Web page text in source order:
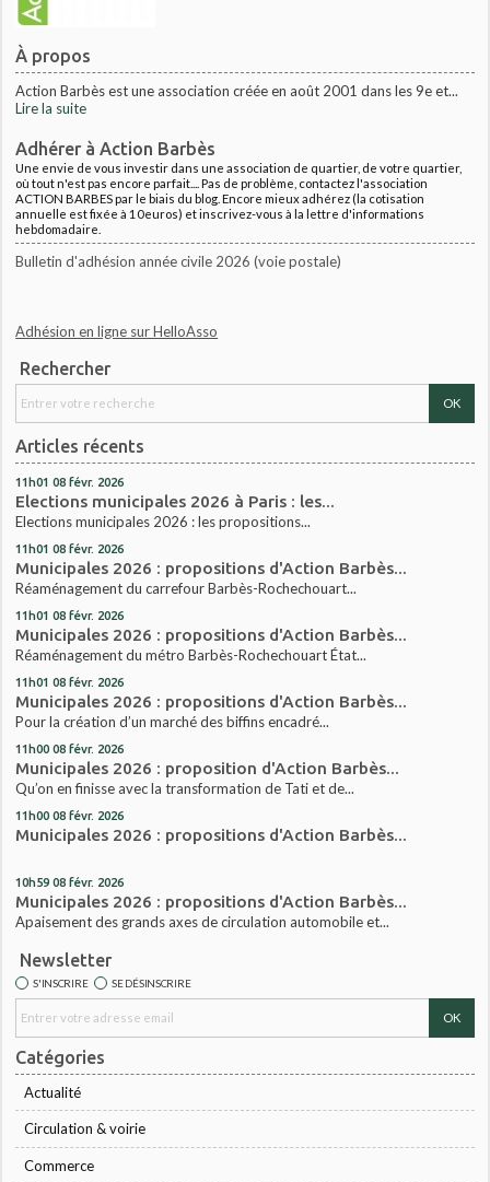
À propos
Action Barbès est une association créée en août 2001 dans les 9e et...
Lire la suite
Adhérer à Action Barbès
Une envie de vous investir dans une association de quartier, de votre quartier,
où tout n'est pas encore parfait.... Pas de problème, contactez l'association
ACTION BARBES par le biais du blog. Encore mieux adhérez (la cotisation
annuelle est fixée à 10euros) et inscrivez-vous à la lettre d'informations
hebdomadaire.
Bulletin d'adhésion année civile 2026 (voie postale)
Adhésion en ligne sur HelloAsso
Rechercher
Articles récents
11h01 08 févr. 2026
Elections municipales 2026 à Paris : les...
Elections municipales 2026 : les propositions...
11h01 08 févr. 2026
Municipales 2026 : propositions d'Action Barbès...
Réaménagement du carrefour Barbès-Rochechouart...
11h01 08 févr. 2026
Municipales 2026 : propositions d'Action Barbès...
Réaménagement du métro Barbès-Rochechouart État...
11h01 08 févr. 2026
Municipales 2026 : propositions d'Action Barbès...
Pour la création d’un marché des biffins encadré...
11h00 08 févr. 2026
Municipales 2026 : proposition d'Action Barbès...
Qu’on en finisse avec la transformation de Tati et de...
11h00 08 févr. 2026
Municipales 2026 : propositions d'Action Barbès...
10h59 08 févr. 2026
Municipales 2026 : propositions d'Action Barbès...
Apaisement des grands axes de circulation automobile et...
Newsletter
S'INSCRIRE SE DÉSINSCRIRE
Catégories
Actualité
Circulation & voirie
Commerce